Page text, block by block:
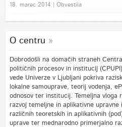
18. marec 2014 | Obvestila
O centru
Dobrodošli na domačih straneh
političnih procesov in institucij
vede Univerze v Ljubljani pokriva
lokalne samouprave, teorij vodenja,
odnosov ter institucij. Temeljna vloga
razvoj temeljne in aplikativne
različnih teoretskih in aplikativnih
uprave ter mednarodno primerjalno